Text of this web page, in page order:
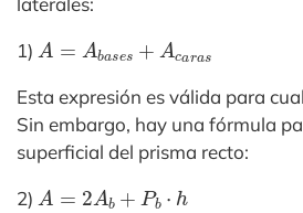
1)
A b Ac
Esta expresión es válida para
Sin embargo, hay una fórmula
superficial del prisma recto:
2)
A A b b⋅